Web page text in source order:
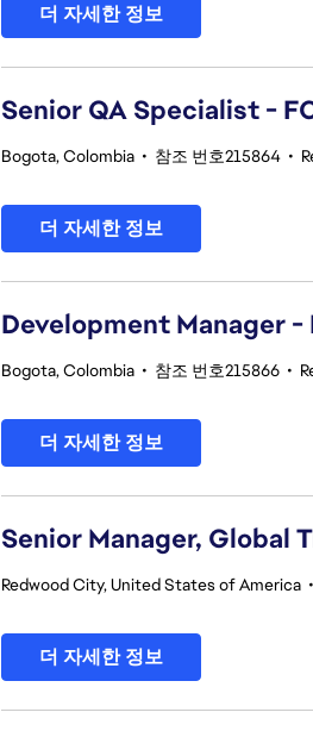
더 자세한 정보
Senior QA Specialist -
Bogota, Colombia • 참조 번호215864 •
더 자세한 정보
Development Manager -
Bogota, Colombia • 참조 번호215866 •
더 자세한 정보
Senior Manager, Global
Redwood City, United States of America •
더 자세한 정보